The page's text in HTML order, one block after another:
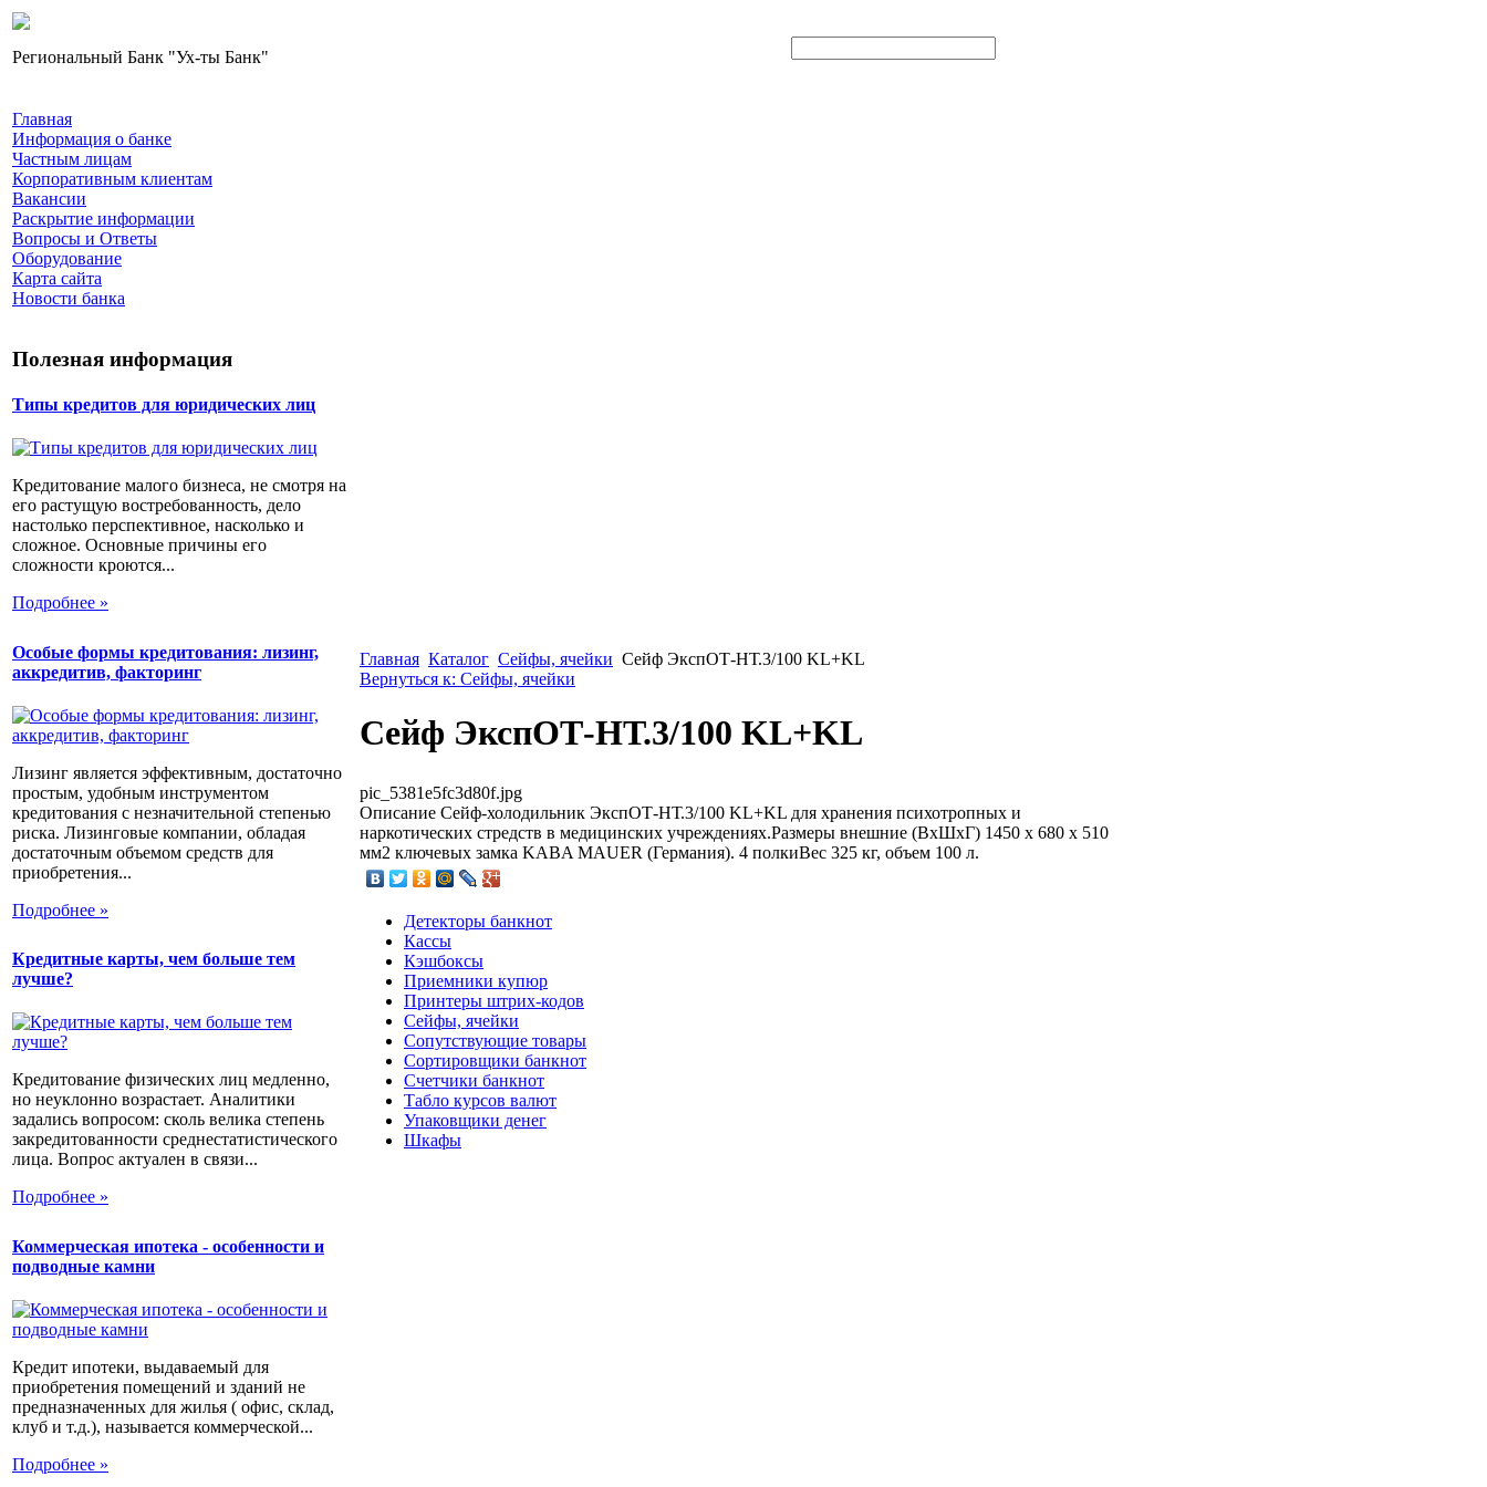
Региональный Банк "Ух-ты Банк"
Главная
Информация о банке
Частным лицам
Корпоративным клиентам
Вакансии
Раскрытие информации
Вопросы и Ответы
Оборудование
Карта сайта
Новости банка
Полезная информация
Типы кредитов для юридических лиц
Кредитование малого бизнеса, не смотря на
его растущую востребованность, дело
настолько перспективное, насколько и
сложное. Основные причины его
сложности кроются...
Подробнее »
Особые формы кредитования: лизинг,
аккредитив, факторинг
Лизинг является эффективным, достаточно
простым, удобным инструментом
кредитования с незначительной степенью
риска. Лизинговые компании, обладая
достаточным объемом средств для
приобретения...
Подробнее »
Кредитные карты, чем больше тем
лучше?
Кредитование физических лиц медленно,
но неуклонно возрастает. Аналитики
задались вопросом: сколь велика степень
закредитованности среднестатистического
лица. Вопрос актуален в связи...
Подробнее »
Коммерческая ипотека - особенности и
подводные камни
Кредит ипотеки, выдаваемый для
приобретения помещений и зданий не
предназначенных для жилья ( офис, склад,
клуб и т.д.), называется коммерческой...
Подробнее »
Главная Каталог Сейфы, ячейки Сейф ЭкспОТ-НТ.3/100 KL+KL
Вернуться к: Сейфы, ячейки
Сейф ЭкспОТ-НТ.3/100 KL+KL
pic_5381e5fc3d80f.jpg
Описание Сейф-холодильник ЭкспОТ-НТ.3/100 KL+KL для хранения психотропных и
наркотических стредств в медицинских учреждениях.Размеры внешние (ВхШхГ) 1450 x 680 x 510
мм2 ключевых замка KABA MAUER (Германия). 4 полкиВес 325 кг, объем 100 л.
Детекторы банкнот
Кассы
Кэшбоксы
Приемники купюр
Принтеры штрих-кодов
Сейфы, ячейки
Сопутствующие товары
Сортировщики банкнот
Счетчики банкнот
Табло курсов валют
Упаковщики денег
Шкафы